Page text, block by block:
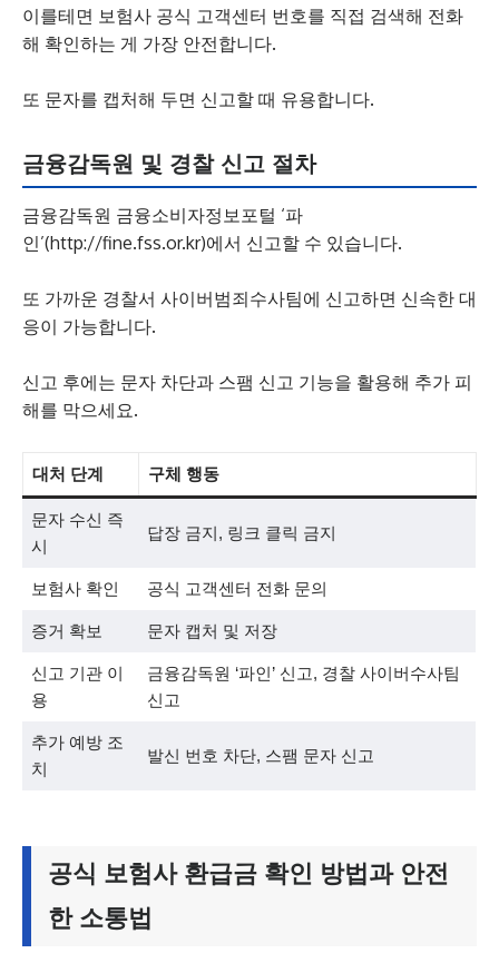
이를테면 보험사 공식 고객센터 번호를 직접 검색해 전화
해 확인하는 게 가장 안전합니다.
또 문자를 캡처해 두면 신고할 때 유용합니다.
금융감독원 및 경찰 신고 절차
금융감독원 금융소비자정보포털 ‘파
인’(http://fine.fss.or.kr)에서 신고할 수 있습니다.
또 가까운 경찰서 사이버범죄수사팀에 신고하면 신속한 대
응이 가능합니다.
신고 후에는 문자 차단과 스팸 신고 기능을 활용해 추가 피
해를 막으세요.
대처 단계 구체 행동
문자 수신 즉
시
답장 금지, 링크 클릭 금지
보험사 확인 공식 고객센터 전화 문의
증거 확보 문자 캡처 및 저장
신고 기관 이
용
금융감독원 ‘파인’ 신고, 경찰 사이버수사팀
신고
추가 예방 조
치
발신 번호 차단, 스팸 문자 신고
공식 보험사 환급금 확인 방법과 안전
한 소통법